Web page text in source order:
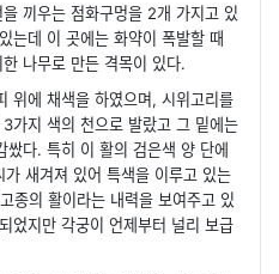
끼우는 점화구멍을 2개 가지고 있
는데 이 곳에는 화약이 폭발할 때
나무로 만든 격목이 있다.
위에 채색을 하였으며, 시위고리를
가지 색의 천으로 발랐고 그 밑에는
다. 특히 이 활의 검은색 양 단에
가 새겨져 있어 특색을 이루고 있는
종의 활이라는 내력을 보여주고 있
었지만 각궁이 언제부터 널리 보급